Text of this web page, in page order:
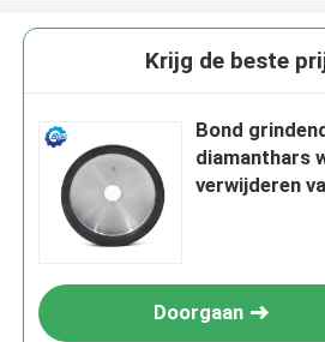
Krijg de beste
Bond
diamanthars
verwijderen
Doorgaan